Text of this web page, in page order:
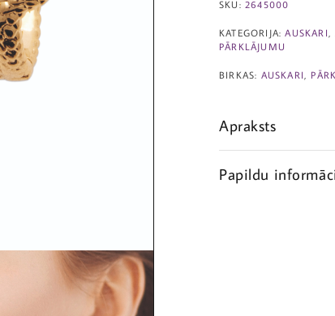
SKU: 2645000
KATEGORIJA:AUSKARI ,
PĀRKLĀJUMU
BIRKAS: AUSKARI
Apraksts
Papildu